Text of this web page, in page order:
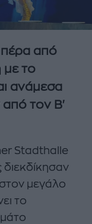
από
με το
ανάμεσα
από τον Β'
Stadthalle
διεκδίκησαν
μεγάλο
το